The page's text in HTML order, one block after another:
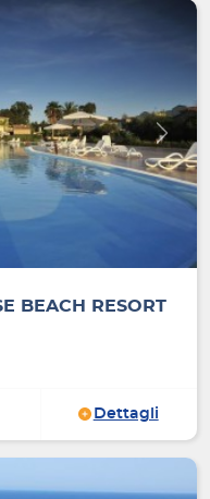
Avanti
BEACH RESORT
Dettagli